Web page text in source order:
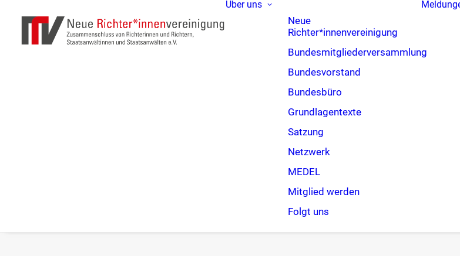
Über uns
Neue
Richter*innenvereinigung
Bundesmitgliederversammlung
Bundesvorstand
Bundesbüro
Grundlagentexte
Satzung
Netzwerk
MEDEL
Mitglied werden
Folgt uns